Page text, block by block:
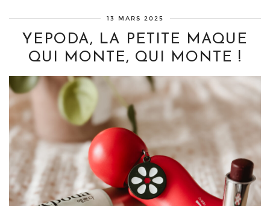
13 MARS 2025
YEPODA, LA PETITE MAQUE
QUI MONTE, QUI MONTE !